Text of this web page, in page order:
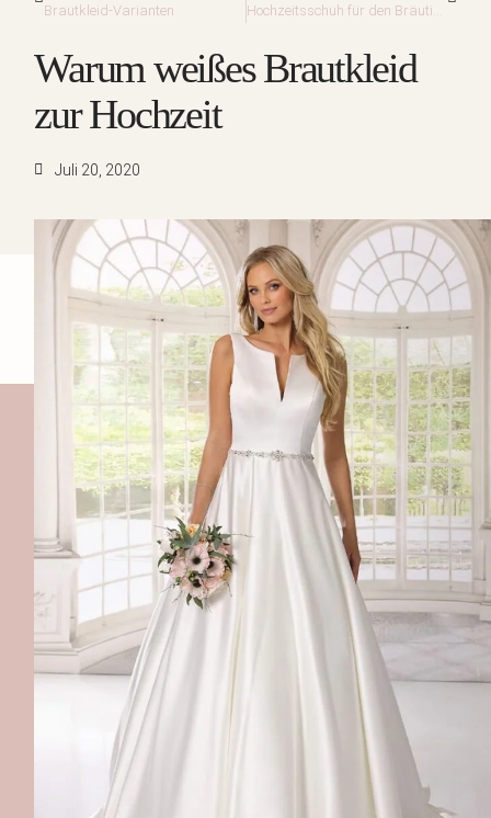
Brautkleid-Varianten
Warum weißes Brautkleid
zur Hochzeit
Juli 20, 2020